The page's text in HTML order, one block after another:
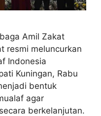
Amil Zakat
resmi meluncurkan
Indonesia
Kuningan, Rabu
bentuk
agar
berkelanjutan.